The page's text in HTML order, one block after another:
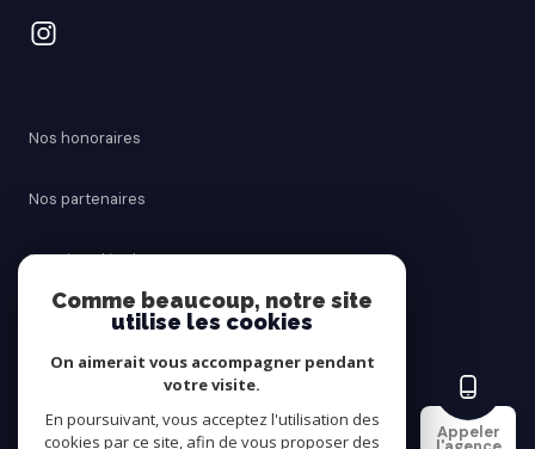
Appeler
Nos honoraires
Nos partenaires
Mentions légales
Cookies
Comme beaucoup, notre site
utilise les cookies
On aimerait vous accompagner pendant
votre visite.
En poursuivant, vous acceptez l'utilisation des
cookies par ce site, afin de vous proposer des